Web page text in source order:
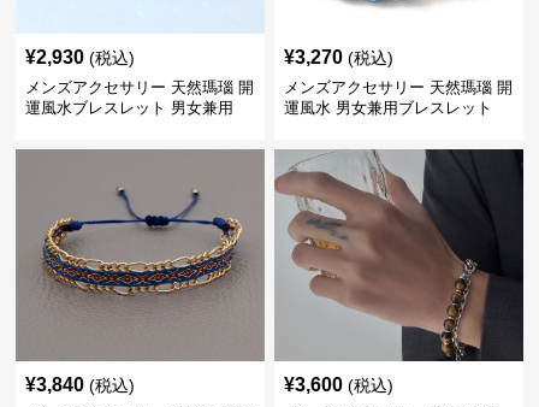
¥2,930 (税込)
メンズアクセサリー 天然瑪瑙 開
運風水ブレスレット 男女兼用
¥3,270 (税込)
メンズアクセサリー 天然瑪瑙 開
運風水 男女兼用ブレスレット
¥3,840 (税込) ¥3,600 (税込)